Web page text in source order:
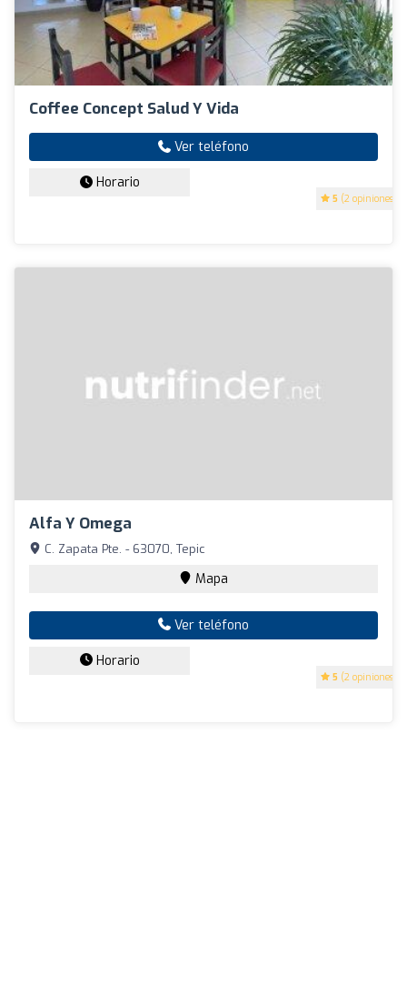
Coffee Concept Salud Y Vida
5 (2 opiniones)
Ver teléfono
Horario
Alfa Y Omega
5 (2 opiniones)
C. Zapata Pte. - 63070, Tepic
Mapa
Ver teléfono
Horario